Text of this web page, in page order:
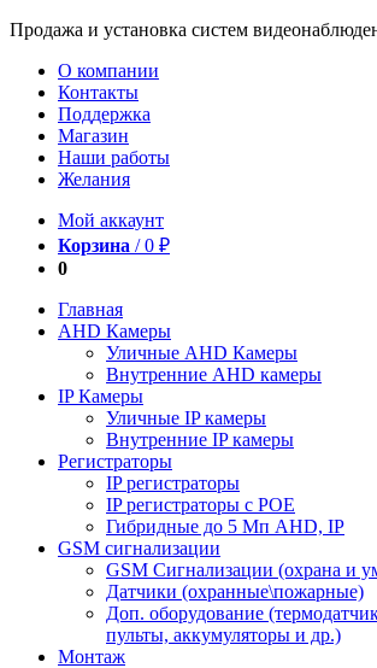
Продажа и установка систем
О компании
Контакты
Поддержка
Магазин
Наши работы
Желания
Мой аккаунт
Корзина /0 ₽
0
Главная
AHD Камеры
Уличные AHD Камеры
Внутренние AHD камеры
IP Камеры
Уличные IP камеры
Внутренние IP камеры
Регистраторы
IP регистраторы
IP регистраторы с POE
Гибридные до 5 Мп AHD, IP
GSM cигнализации
GSM Сигнализации (охрана и
Датчики (охранные\пожарные)
Доп. оборудование
пульты, аккумуляторы и др.)
Монтаж